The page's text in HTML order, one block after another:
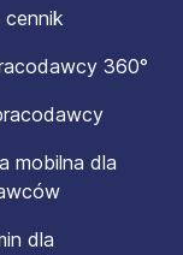
360°
mobilna dla
dla